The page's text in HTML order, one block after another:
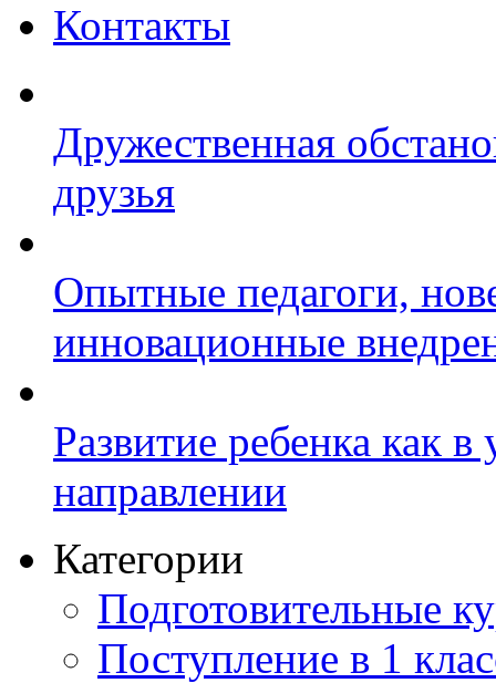
Контакты
Дружественная
друзья
Опытные педагоги,
инновационные
Развитие ребенка как
направлении
Категории
Подготовительные
Поступление в 1